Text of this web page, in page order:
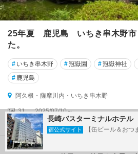
25年夏 鹿児島 いちき串木野
た。
# いちき串木野 #冠嶽園 #冠嶽神社
# 鹿児島
阿久根・薩摩川内・いちき串木野
31 2025/07/10～
長崎バスターミナルホテル
宿公式サイト 【缶ビール＆お